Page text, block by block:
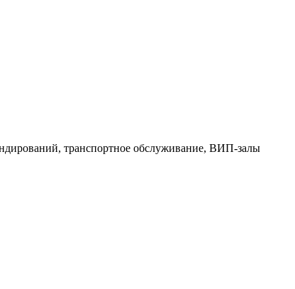
транспортное обслуживание, ВИП-залы